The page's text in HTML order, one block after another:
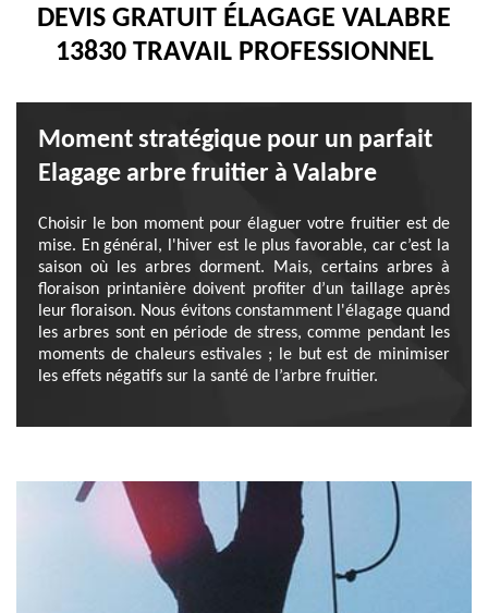
DEVIS GRATUIT ÉLAGAGE VALABRE
13830 TRAVAIL PROFESSIONNEL
Moment stratégique pour un parfait
Elagage arbre fruitier à Valabre
Choisir le bon moment pour élaguer votre fruitier est de
mise. En général, l'hiver est le plus favorable, car c’est la
saison où les arbres dorment. Mais, certains arbres à
floraison printanière doivent profiter d’un taillage après
leur floraison. Nous évitons constamment l'élagage quand
les arbres sont en période de stress, comme pendant les
moments de chaleurs estivales ; le but est de minimiser
les effets négatifs sur la santé de l’arbre fruitier.